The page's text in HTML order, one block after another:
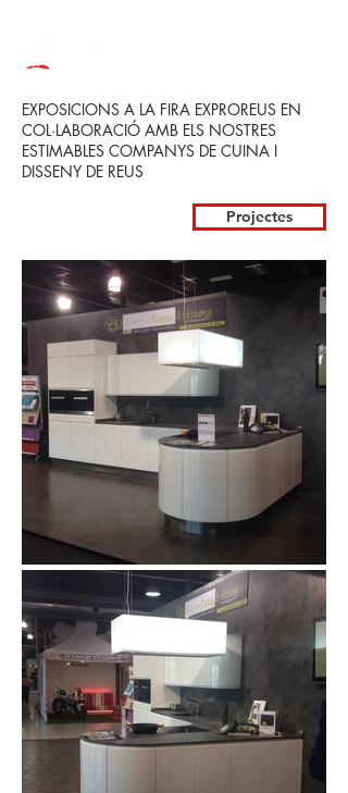
EXPOSICIONS A LA FIRA EXPROREUS EN
COL·LABORACIÓ AMB ELS NOSTRES
ESTIMABLES COMPANYS DE CUINA I
DISSENY DE REUS
Projectes